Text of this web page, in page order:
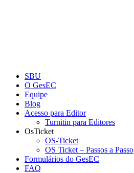
SBU
O GesEC
Equipe
Blog
Acesso para Editor
Turnitin para Editores
OsTicket
OS-Ticket
OS Ticket – Passos a Passo
Formulários do GesEC
FAQ